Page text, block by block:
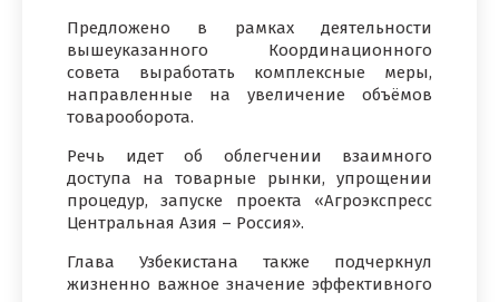
Предложено в рамках деятельности
вышеуказанного Координационного
совета выработать комплексные меры,
направленные на увеличение объёмов
товарооборота.
Речь идет об облегчении взаимного
доступа на товарные рынки, упрощении
процедур, запуске проекта «Агроэкспресс
Центральная Азия – Россия».
Глава Узбекистана также подчеркнул
жизненно важное значение эффективного